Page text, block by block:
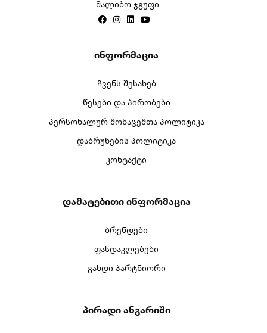
მალიბო ჯგუფი
Ინფორმაცია
ჩვენს შესახებ
წესები და პირობები
პერსონალურ მონაცემთა პოლიტიკა
დაბრუნების პოლიტიკა
კონტაქტი
Დამატებითი Ინფორმაცია
ბრენდები
ფასდაკლებები
გახდი პარტნიორი
Პირადი Ანგარიში